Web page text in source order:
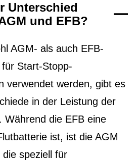
Unterschied
und EFB?
AGM- als auch EFB-
Start-Stopp-
verwendet werden, gibt es
in der Leistung der
Während die EFB eine
ist, ist die AGM
speziell für